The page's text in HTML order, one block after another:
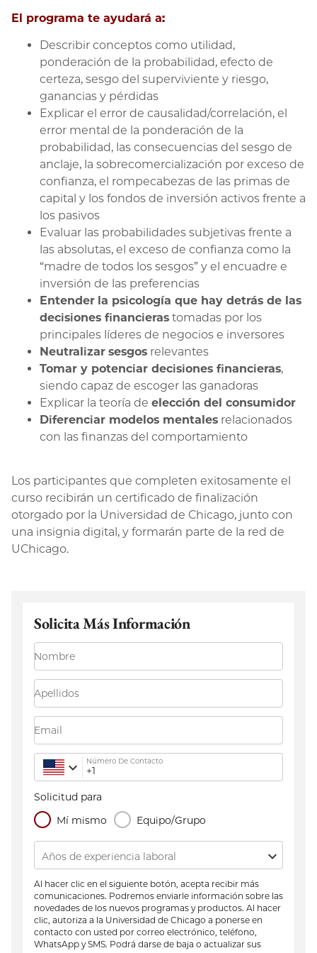
El programa te ayudará a:
Describir conceptos como utilidad,
ponderación de la probabilidad, efecto de
certeza, sesgo del superviviente y riesgo,
ganancias y pérdidas
Explicar el error de causalidad/correlación, el
error mental de la ponderación de la
probabilidad, las consecuencias del sesgo de
anclaje, la sobrecomercialización por exceso de
confianza, el rompecabezas de las primas de
capital y los fondos de inversión activos frente a
los pasivos
Evaluar las probabilidades subjetivas frente a
las absolutas, el exceso de confianza como la
“madre de todos los sesgos” y el encuadre e
inversión de las preferencias
Entender la psicología que hay detrás de las
decisiones financieras tomadas por los
principales líderes de negocios e inversores
Neutralizar sesgos relevantes
Tomar y potenciar decisiones financieras,
siendo capaz de escoger las ganadoras
Explicar la teoría de elección del consumidor
Diferenciar modelos mentales relacionados
con las finanzas del comportamiento
Los participantes que completen exitosamente el
curso recibirán un certificado de finalización
otorgado por la Universidad de Chicago, junto con
una insignia digital, y formarán parte de la red de
UChicago.